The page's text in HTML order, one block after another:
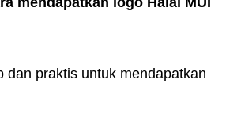
dan praktis untuk mendapatkan